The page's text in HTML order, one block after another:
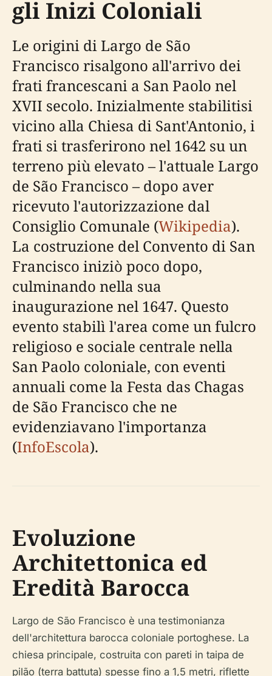
gli Inizi Coloniali
Le origini di Largo de São
Francisco risalgono all'arrivo dei
frati francescani a San Paolo nel
XVII secolo. Inizialmente stabilitisi
vicino alla Chiesa di Sant'Antonio, i
frati si trasferirono nel 1642 su un
terreno più elevato – l'attuale Largo
de São Francisco – dopo aver
ricevuto l'autorizzazione dal
Consiglio Comunale (Wikipedia).
La costruzione del Convento di San
Francisco iniziò poco dopo,
culminando nella sua
inaugurazione nel 1647. Questo
evento stabilì l'area come un fulcro
religioso e sociale centrale nella
San Paolo coloniale, con eventi
annuali come la Festa das Chagas
de São Francisco che ne
evidenziavano l'importanza
(InfoEscola).
Evoluzione
Architettonica ed
Eredità Barocca
Largo de São Francisco è una testimonianza
dell'architettura barocca coloniale portoghese. La
chiesa principale, costruita con pareti in taipa de
pilão (terra battuta) spesse fino a 1,5 metri, riflette